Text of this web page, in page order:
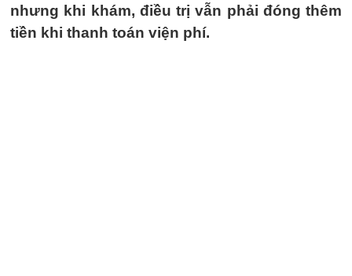
nhưng khi khám, điều trị vẫn phải đóng thêm
tiền khi thanh toán viện phí.